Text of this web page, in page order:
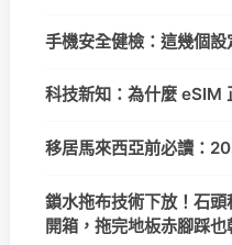
手機安全健檢：這幾個設
科技新知：為什麼 eSIM
移居馬來西亞前必讀：
鎖水拖布技術下放！石
開箱，拖完地板赤腳踩也